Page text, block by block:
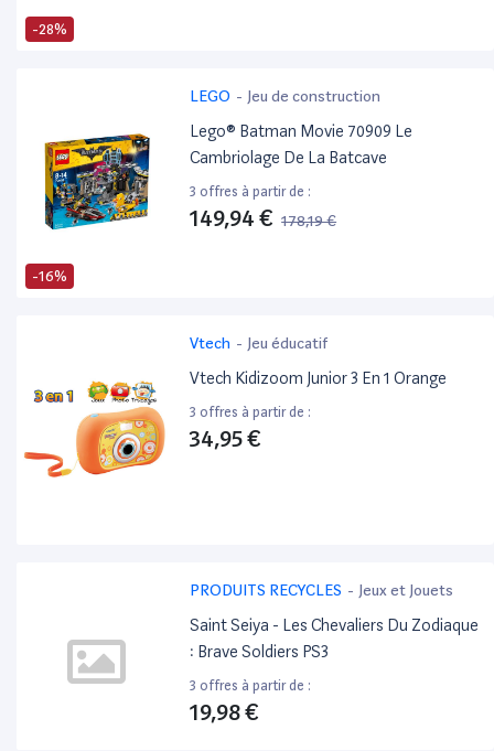
-28%
-16%
LEGO - Jeu de construction
Lego® Batman Movie 70909 Le
Cambriolage De La Batcave
3 offres à partir de :
149,94 € 178,19 €
Vtech - Jeu éducatif
Vtech Kidizoom Junior 3 En 1 Orange
3 offres à partir de :
34,95 €
PRODUITS RECYCLES - Jeux et Jouets
Saint Seiya - Les Chevaliers Du Zodiaque
: Brave Soldiers PS3
3 offres à partir de :
19,98 €